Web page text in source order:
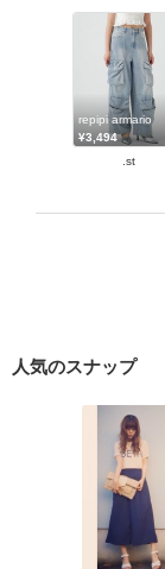
repipi armario
¥3,494
.st
人気のスナップ